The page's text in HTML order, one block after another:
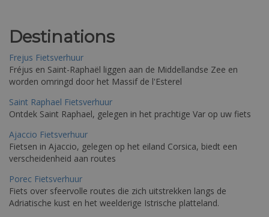
Destinations
Frejus Fietsverhuur
Fréjus en Saint-Raphaël liggen aan de Middellandse Zee en
worden omringd door het Massif de l'Esterel
Saint Raphael Fietsverhuur
Ontdek Saint Raphael, gelegen in het prachtige Var op uw fiets
Ajaccio Fietsverhuur
Fietsen in Ajaccio, gelegen op het eiland Corsica, biedt een
verscheidenheid aan routes
Porec Fietsverhuur
Fiets over sfeervolle routes die zich uitstrekken langs de
Adriatische kust en het weelderige Istrische platteland.